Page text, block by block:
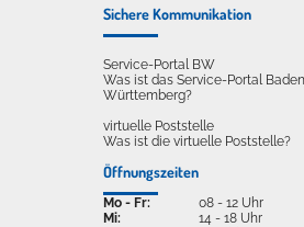
Sichere Kommunikation
Service-Portal BW
Was ist das Service-Portal
Württemberg?
virtuelle Poststelle
Was ist die virtuelle Poststelle?
Öffnungszeiten
Mo - Fr:
Mi:
08 - 12 Uhr
14 - 18 Uhr